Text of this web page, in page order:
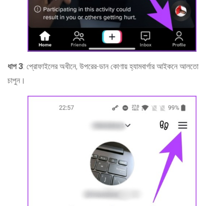
ধাপ 3: প্রোফাইলের অধীনে, উপরের-ডান কোণায় হ্যামবার্গার আইকনে আলতো
চাপুন।